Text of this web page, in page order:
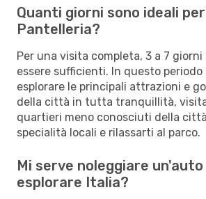
Quanti giorni sono ideali
Pantelleria?
Per una visita completa, 3 a 7 giorni
essere sufficienti. In questo
esplorare le principali attrazioni e
della città in tutta tranquillità,
quartieri meno conosciuti della
specialità locali e rilassarti al parco.
Mi serve noleggiare
esplorare Italia?